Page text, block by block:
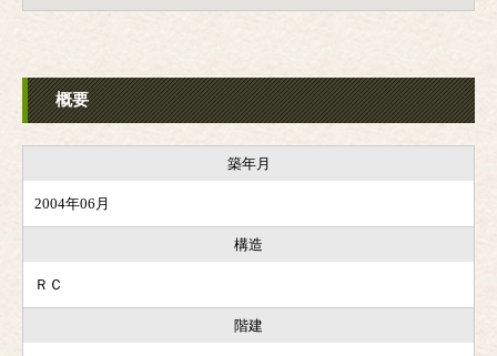
概要
築年月
2004年06月
構造
ＲＣ
階建